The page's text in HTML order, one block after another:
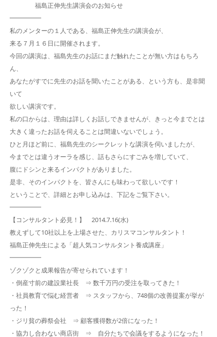
福島正伸先生講演会のお知らせ
━━━━━
私のメンターの１人である、福島正伸先生の講演会が、
来る７月１６日に開催されます。
今回の講演は、福島先生のお話にまだ触れたことが無い方はもちろ
ん、
あなたがすでに先生のお話を聞いたことがある、という方も、是非聞
いて
欲しい講演です。
私の口からは、理由は詳しくお話しできませんが、きっと今までとは
大きく違ったお話を伺えることは間違いないでしょう。
ひと月ほど前に、福島先生のシークレットな講演を伺いましたが、
今までとは違うオーラを感じ、話もさらにすごみを増していて、
腹にドシンと来るインパクトがありました。
是非、そのインパクトを、皆さんにも味わって欲しいです！
ということで、詳細とお申し込みは、下記をご覧下さい。
━━━━━
【コンサルタント必見！】 2014.7.16(水)
教えずして10社以上を上場させた、カリスマコンサルタント！
福島正伸先生による「超人気コンサルタント養成講座」
━━━━━
ゾクゾクと成果報告が寄せられています！
・倒産寸前の建設業社長 ⇒ 数千万円の受注を取ってきた！
・社員教育で悩む経営者 ⇒ スタッフから、748個の改善提案が挙が
った！
・ジリ貧の葬祭会社 ⇒ 顧客獲得数が2倍になった！
・協力し合わない商店街 ⇒ 自分たちで会議をするようになった！